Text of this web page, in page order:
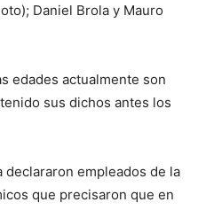
Daniel Brola y Mauro
edades actualmente son
sus dichos antes los
empleados de la
que precisaron que en